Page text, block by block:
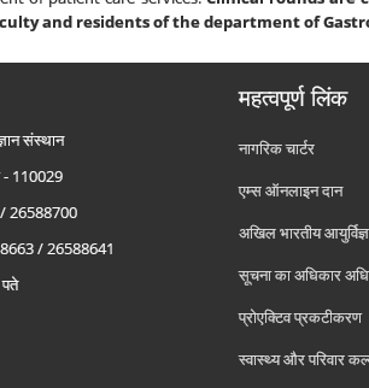
and residents of the department of
संस्थान
- 110029
26588700
/ 26588641
महत्वपूर्ण लिंक
नागरिक चार्टर
एम्स ऑनलाइन दान
अखिल भारतीय
सूचना का अधिकार
प्रोएक्टिव प्रकटीकरण
स्वास्थ्य और परिवार